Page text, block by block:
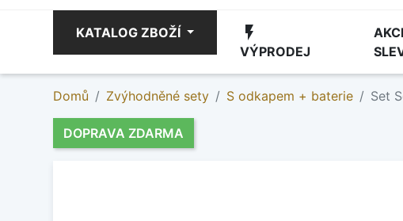
KATALOG ZBOŽÍ flash_on
VÝPRODEJ
Domů Zvýhodněné sety S odkapem + baterie Set
DOPRAVA ZDARMA